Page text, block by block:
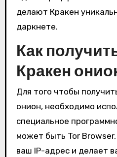
делают Кракен
даркнете.
Как
Кракен
Для того чтобы
онион, необходимо
специальное
может быть Tor
ваш IP-адрес и делает